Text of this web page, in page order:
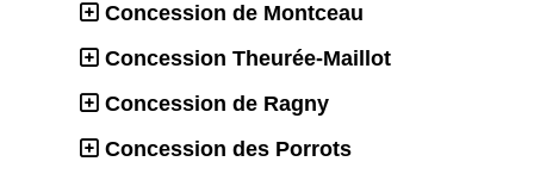
Concession de Montceau
Concession Theurée-Maillot
Concession de Ragny
Concession des Porrots